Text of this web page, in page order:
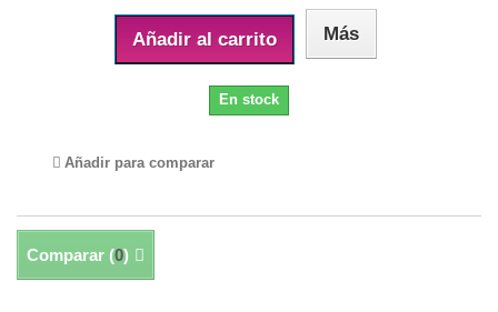
Añadir al carrito Más
En stock
Añadir para comparar
Comparar (0)